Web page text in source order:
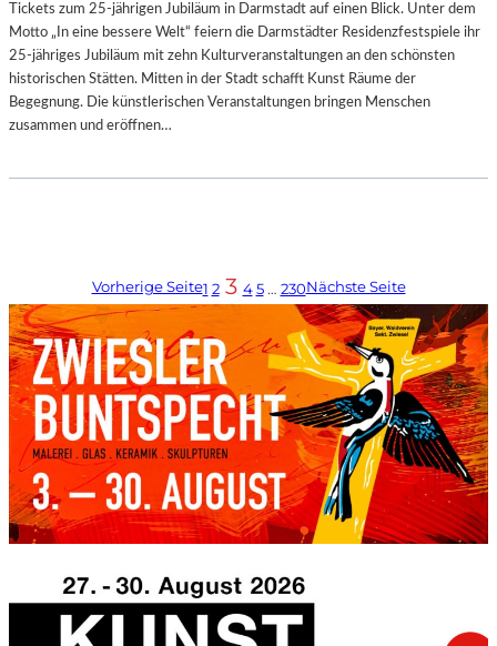
Tickets zum 25-jährigen Jubiläum in Darmstadt auf einen Blick. Unter dem
Motto „In eine bessere Welt“ feiern die Darmstädter Residenzfestspiele ihr
25-jähriges Jubiläum mit zehn Kulturveranstaltungen an den schönsten
historischen Stätten. Mitten in der Stadt schafft Kunst Räume der
Begegnung. Die künstlerischen Veranstaltungen bringen Menschen
zusammen und eröffnen…
Vorherige Seite1 2 3 4 5 … 230Nächste Seite